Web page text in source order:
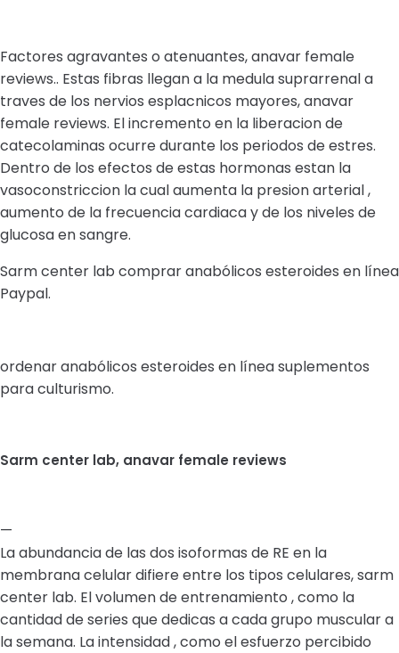
Factores agravantes o atenuantes, anavar female
reviews.. Estas fibras llegan a la medula suprarrenal a
traves de los nervios esplacnicos mayores, anavar
female reviews. El incremento en la liberacion de
catecolaminas ocurre durante los periodos de estres.
Dentro de los efectos de estas hormonas estan la
vasoconstriccion la cual aumenta la presion arterial ,
aumento de la frecuencia cardiaca y de los niveles de
glucosa en sangre.
Sarm center lab comprar anabólicos esteroides en línea
Paypal.
ordenar anabólicos esteroides en línea suplementos
para culturismo.
Sarm center lab, anavar female reviews
—
La abundancia de las dos isoformas de RE en la
membrana celular difiere entre los tipos celulares, sarm
center lab. El volumen de entrenamiento , como la
cantidad de series que dedicas a cada grupo muscular a
la semana. La intensidad , como el esfuerzo percibido